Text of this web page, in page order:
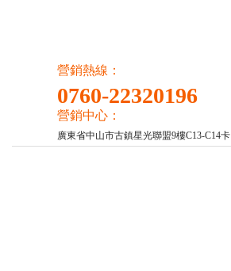
營銷熱線：
0760-22320196
營銷中心：
廣東省中山市古鎮星光聯盟9樓C13-C14卡